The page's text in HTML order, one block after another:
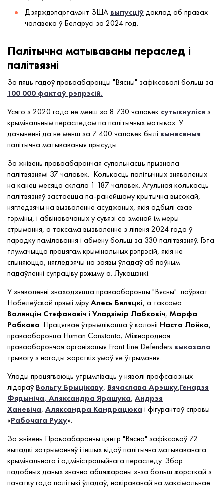
Дзярждэпартамэнт ЗША выпусціўдаклад аб правах
чалавека ў Беларусі за 2024 год.
Палітычна матываваны пераслед і
палітвязні
За пяць гадоў праваабаронцы "Вясны" зафіксавалі больш за
100 000 фактаў рэпрэсій.
Усяго з 2020 года не менш за 8 730 чалавек сутыкнуліся з
крымінальным пераследам па палітычных матывах. У
дачыненні да не менш за 7 400 чалавек былі вынесеныя
палітычна матываваныя прысуды.
За жнівень праваабарончая супольнасць прызнала
палітвязнямі 37 чалавек. Колькасць палітычных зняволеных
на канец месяца склала 1 187 чалавек. Агульная колькасць
палітвязняў застаецца па-ранейшаму крытычна высокай,
нягледзячы на вызваленне асуджаных, якія адбылі свае
тэрміны, і абвінавачаных у сувязі са зменай ім меры
стрымання, а таксама вызваленне з ліпеня 2024 года ў
парадку памілавання і абмену больш за 330 палітвязняў. Гэта
тлумачыцца працягам крымінальных рэпрэсій, якія не
спыняюцца, нягледзячы на заявы ўладаў аб поўным
падаўленні супраціву рэжыму а. Лукашэнкі.
У зняволенні знаходзяцца праваабаронцы "Вясны": лаўрэат
Нобелеўскай прэміі міруАлесь Бяляцкі, а таксама
Валянцін Стэфановіч і Уладзімір Лабковіч, Марфа
Рабкова. Працягвае ўтрымлівацца ў калоніі Наста Лойка,
праваабаронца Human Constanta; Міжнародная
праваабарончая арганізацыя Front Line Defenders выказала
трывогу з нагоды жорсткіх умоў яе ўтрымання.
Улады працягваюць утрымліваць у няволі прафсаюзных
лідараў Вольгу Брыцікаву, Вячаслава Арэшку,Генадзя
Фядыніча, Аляксандра Ярашука, Андрэя
Ханевіча, Аляксандра Кандрацюка і фігурантаў справы
«Рабочага Руху».
За жнівень Праваабарончы цэнтр "Вясна" зафіксаваў 72
выпадкі затрыманняў і іншых відаў палітычна матываванага
крымінальнага і адміністрацыйнага пераследу. Збор
падобных даных значна абцяжараны з-за больш жорсткай з
пачатку года палітыкі ўладаў, накіраванай на максімальнае